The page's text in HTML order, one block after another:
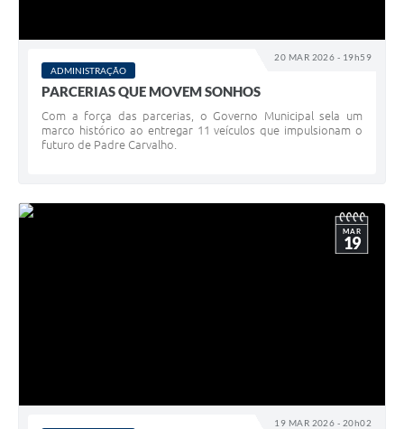
20 MAR 2026 - 19h59
ADMINISTRAÇÃO
PARCERIAS QUE MOVEM SONHOS
Com a força das parcerias, o Governo Municipal sela um
marco histórico ao entregar 11 veículos que impulsionam o
futuro de Padre Carvalho.
19 MAR 2026 - 20h02
MAR
19